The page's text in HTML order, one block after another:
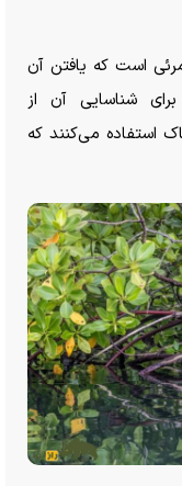
است که یافتن آن
شناسایی آن از
استفاده می‌کنند که